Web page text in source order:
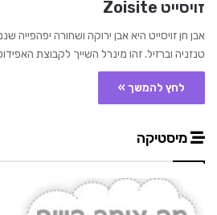
זויסייט Zoisite
אבן חן זויסייט היא אבן ירוקה ושחורה יפהפייה
טנזניה וברזיל. זהו מינרל השייך לקבוצת
לחץ להמשך »
מיסטיקה